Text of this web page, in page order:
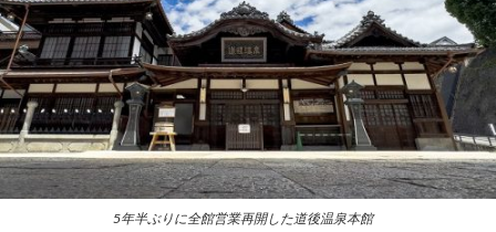
5年半ぶりに全館営業再開した道後温泉本館